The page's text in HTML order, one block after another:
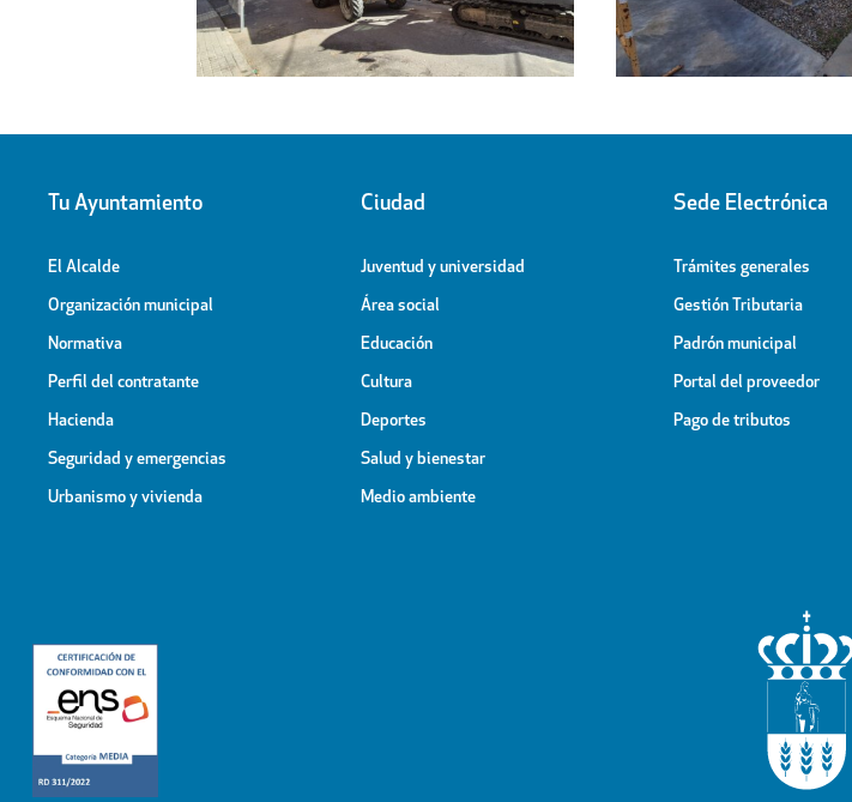
Tu Ayuntamiento
El Alcalde
Organización municipal
Normativa
Perfil del contratante
Hacienda
Seguridad y emergencias
Urbanismo y vivienda
Ciudad
Juventud y universidad
Área social
Educación
Cultura
Deportes
Salud y bienestar
Medio ambiente
Sede Electrónica
Trámites generales
Gestión Tributaria
Padrón municipal
Portal del proveedor
Pago de tributos